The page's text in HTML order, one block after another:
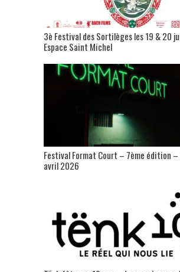
3è Festival des Sortilèges les 19 & 20
Espace Saint Michel
Festival Format Court – 7ème édition –
avril 2026